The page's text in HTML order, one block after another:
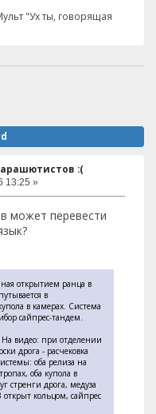
"Ух ты, говорящая
:(
13:25 »
может перевести
открытием ранца в
в
в камерах. Система
сайпрес-тандем.
На видео: при отделении
дрога - расчековка
оба релиза на
оба купола в
стренги дрога, медуза
открыт кольцом, сайпрес